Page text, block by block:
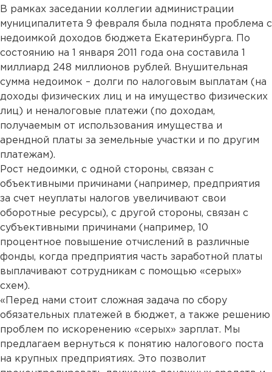
В рамках заседании коллегии администрации
муниципалитета 9 февраля была поднята проблема с
недоимкой доходов бюджета Екатеринбурга. По
состоянию на 1 января 2011 года она составила 1
миллиард 248 миллионов рублей. Внушительная
сумма недоимок – долги по налоговым выплатам (на
доходы физических лиц и на имущество физических
лиц) и неналоговые платежи (по доходам,
получаемым от использования имущества и
арендной платы за земельные участки и по другим
платежам).
Рост недоимки, с одной стороны, связан с
объективными причинами (например, предприятия
за счет неуплаты налогов увеличивают свои
оборотные ресурсы), с другой стороны, связан с
субъективными причинами (например, 10
процентное повышение отчислений в различные
фонды, когда предприятия часть заработной платы
выплачивают сотрудникам с помощью «серых»
схем).
«Перед нами стоит сложная задача по сбору
обязательных платежей в бюджет, а также решению
проблем по искоренению «серых» зарплат. Мы
предлагаем вернуться к понятию налогового поста
на крупных предприятиях. Это позволит